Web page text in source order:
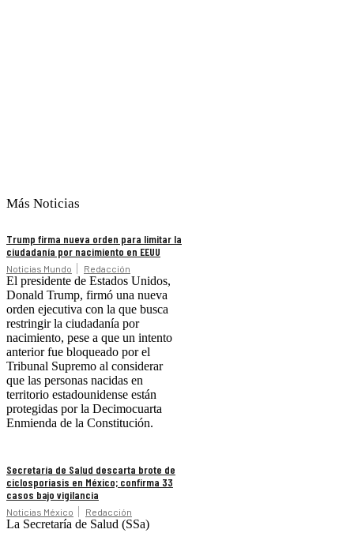
Más Noticias
Trump firma nueva orden para limitar la
ciudadanía por nacimiento en EEUU
Noticias Mundo Redacción
El presidente de Estados Unidos,
Donald Trump, firmó una nueva
orden ejecutiva con la que busca
restringir la ciudadanía por
nacimiento, pese a que un intento
anterior fue bloqueado por el
Tribunal Supremo al considerar
que las personas nacidas en
territorio estadounidense están
protegidas por la Decimocuarta
Enmienda de la Constitución.
Secretaría de Salud descarta brote de
ciclosporiasis en México; confirma 33
casos bajo vigilancia
Noticias México Redacción
La Secretaría de Salud (SSa)